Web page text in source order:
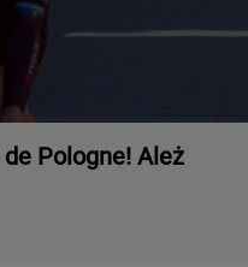
Pologne! Ależ